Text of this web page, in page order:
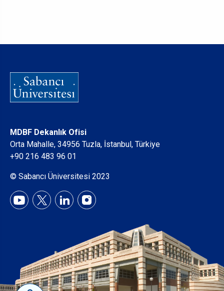
MDBF Dekanlık Ofisi
Orta Mahalle, 34956 Tuzla, İstanbul, Türkiye
+90 216 483 96 01
© Sabancı Üniversitesi 2023